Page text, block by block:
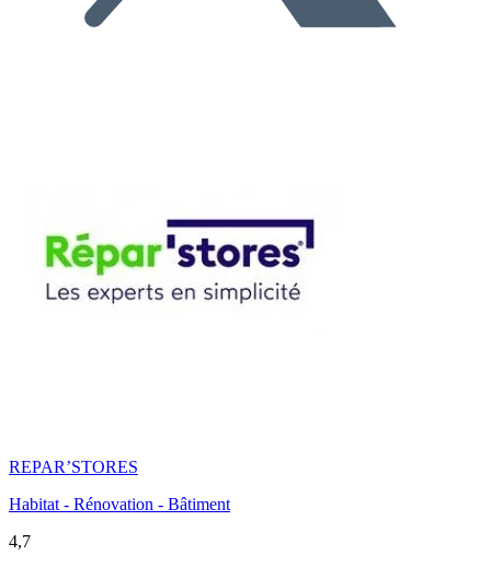
REPAR’STORES
Habitat - Rénovation - Bâtiment
4,7